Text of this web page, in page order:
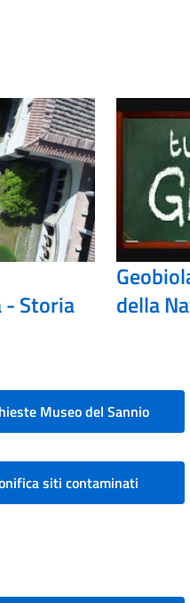
- Storia
della
Museo del Sannio
siti contaminati